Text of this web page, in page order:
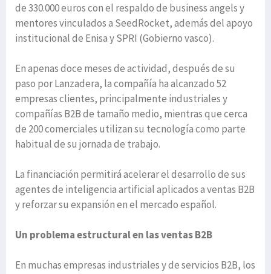
de 330.000 euros con el respaldo de business angels y
mentores vinculados a SeedRocket, además del apoyo
institucional de Enisa y SPRI (Gobierno vasco).
En apenas doce meses de actividad, después de su
paso por Lanzadera, la compañía ha alcanzado 52
empresas clientes, principalmente industriales y
compañías B2B de tamaño medio, mientras que cerca
de 200 comerciales utilizan su tecnología como parte
habitual de su jornada de trabajo.
La financiación permitirá acelerar el desarrollo de sus
agentes de inteligencia artificial aplicados a ventas B2B
y reforzar su expansión en el mercado español.
Un problema estructural en las ventas B2B
En muchas empresas industriales y de servicios B2B, los